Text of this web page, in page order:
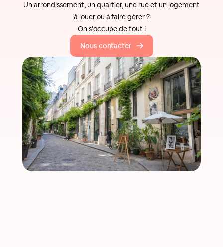
Un arrondissement, un quartier, une rue et un logement
à louer ou à faire gérer ?
On s'occupe de tout !
Nous contacter